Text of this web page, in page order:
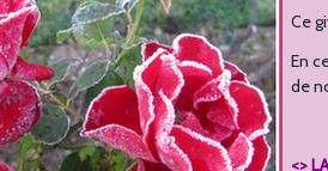
Ce
En
de
<>